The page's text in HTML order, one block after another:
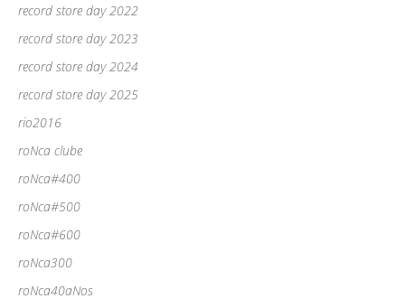
record store day 2022
record store day 2023
record store day 2024
record store day 2025
rio2016
roNca clube
roNca#400
roNca#500
roNca#600
roNca300
roNca40aNos